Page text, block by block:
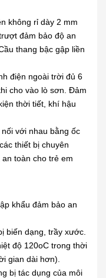
không rỉ dày 2 mm
đảm bảo độ an
thang bậc gập liền
điện ngoài trời đủ 6
cho vào lò sơn. Đảm
thời tiết, khí hậu
với nhau bằng ốc
thiết bị chuyên
toàn cho trẻ em
khẩu đảm bảo an
biến dạng, trầy xước.
độ 120oC trong thời
gian dài hơn).
bị tác dụng của môi